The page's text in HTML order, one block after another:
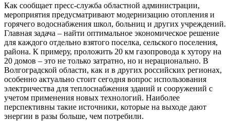
Как сообщает пресс-служба областной администрации,
мероприятия предусматривают модернизацию отопления и
горячего водоснабжения школ, больниц и других учреждений.
Главная задача – найти оптимальное экономическое решение
для каждого отдельно взятого поселка, сельского поселения,
района. К примеру, проложить 20 км газопровода к хутору на
20 домов – это не только затратно, но и нерационально. В
Волгоградской области, как и в других российских регионах,
особенно актуально стоит сегодня вопрос использования
электричества для теплоснабжения зданий и сооружений с
учетом применения новых технологий. Наиболее
перспективны такие источники, которые на выходе дают
энергии в разы больше, чем потребили.